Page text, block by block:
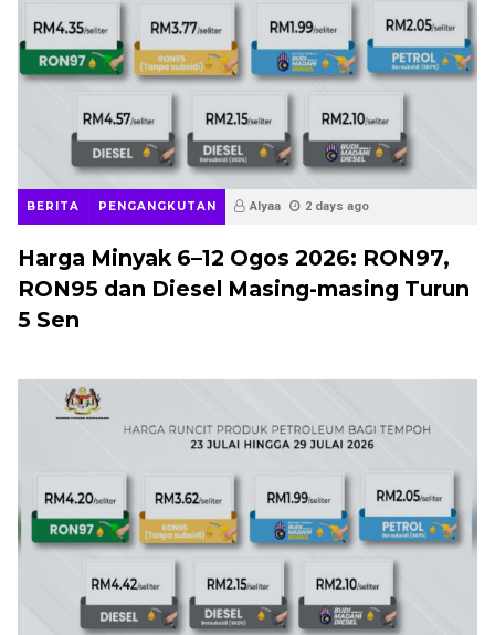
BERITA PENGANGKUTAN Alyaa 2 days ago
Harga Minyak 6–12 Ogos 2026: RON97,
RON95 dan Diesel Masing-masing Turun
5 Sen